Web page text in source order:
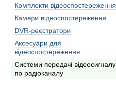
Комплекти відеоспостереження
Камери відеоспостереження
DVR-реєстратори
Аксесуари для
відеоспостереження
Системи передачі відеосигналу
по радіоканалу